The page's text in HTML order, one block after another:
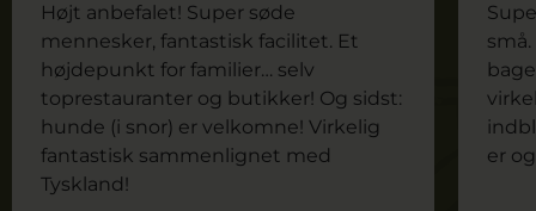
Højt anbefalet! Super søde
mennesker, fantastisk facilitet. Et
højdepunkt for familier… selv
toprestauranter og butikker! Og sidst:
hunde (i snor) er velkomne! Virkelig
fantastisk sammenlignet med
Tyskland!
er